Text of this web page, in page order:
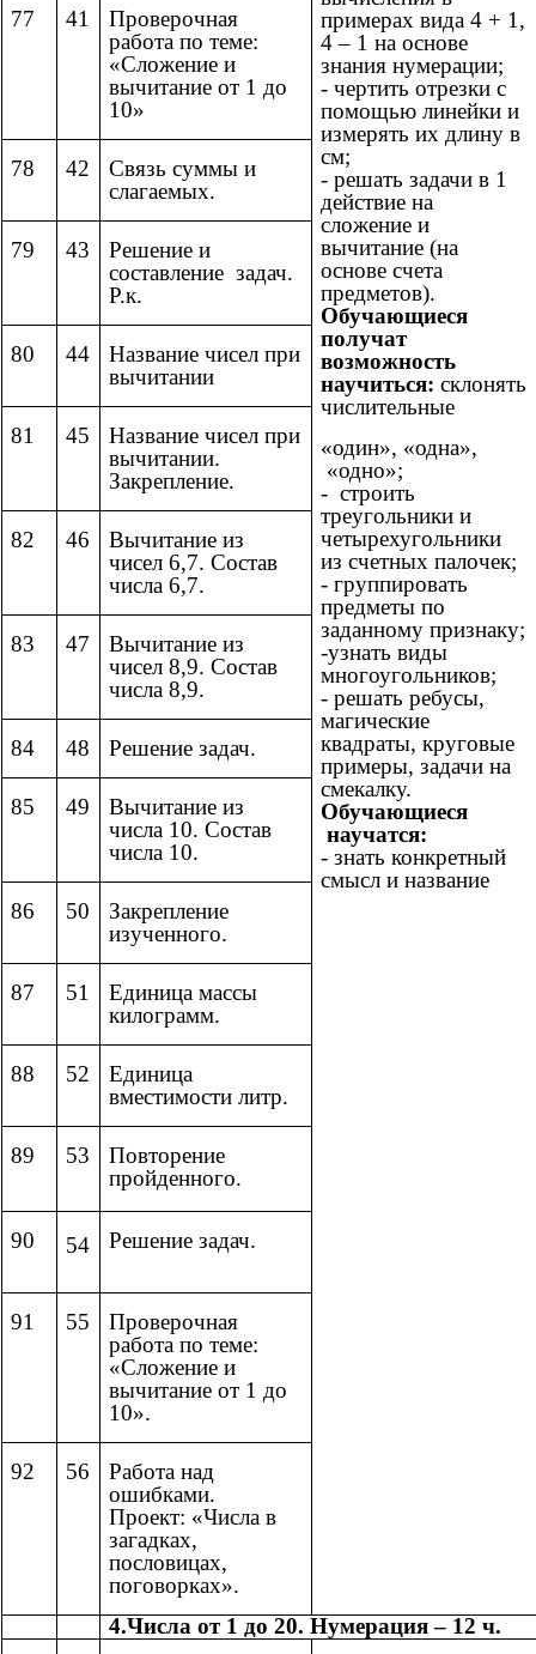
примерах вида 4 + 1,
4 – 1 на основе
знания нумерации;
- чертить отрезки с
помощью линейки и
измерять их длину в
см;
- решать задачи в 1
действие на
сложение и
вычитание (на
основе счета
предметов).
Обучающиеся
получат
возможность
научиться: склонять
числительные
«один», «одна»,
«одно»;
- строить
треугольники и
четырехугольники
из счетных палочек;
- группировать
предметы по
заданному признаку;
-узнать виды
многоугольников;
- решать ребусы,
магические
квадраты, круговые
примеры, задачи на
смекалку.
Обучающиеся
научатся:
- знать конкретный
смысл и название
77 41
Проверочная
работа по теме:
«Сложение и
вычитание от 1 до
10»
78 42
Связь суммы и
слагаемых.
79 43
Решение и
составление задач.
Р.к.
80 44
Название чисел при
вычитании
81 45
Название чисел при
вычитании.
Закрепление.
82 46
Вычитание из
чисел 6,7. Состав
числа 6,7.
83 47
Вычитание из
чисел 8,9. Состав
числа 8,9.
84 48 Решение задач.
85 49
Вычитание из
числа 10. Состав
числа 10.
86 50
Закрепление
изученного.
87 51
Единица массы
килограмм.
88 52
Единица
вместимости литр.
89 53
Повторение
пройденного.
90 54 Решение задач.
91 55
Проверочная
работа по теме:
«Сложение и
вычитание от 1 до
10».
92 56
Работа над
ошибками.
Проект: «Числа в
загадках,
пословицах,
поговорках».
4.Числа от 1 до 20. Нумерация – 12 ч.